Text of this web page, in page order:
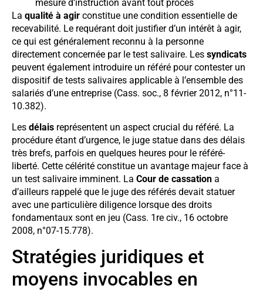
mesure d’instruction avant tout procès
La qualité à agir constitue une condition essentielle de
recevabilité. Le requérant doit justifier d’un intérêt à agir,
ce qui est généralement reconnu à la personne
directement concernée par le test salivaire. Les syndicats
peuvent également introduire un référé pour contester un
dispositif de tests salivaires applicable à l’ensemble des
salariés d’une entreprise (Cass. soc., 8 février 2012, n°11-
10.382).
Les délais représentent un aspect crucial du référé. La
procédure étant d’urgence, le juge statue dans des délais
très brefs, parfois en quelques heures pour le référé-
liberté. Cette célérité constitue un avantage majeur face à
un test salivaire imminent. La Cour de cassation a
d’ailleurs rappelé que le juge des référés devait statuer
avec une particulière diligence lorsque des droits
fondamentaux sont en jeu (Cass. 1re civ., 16 octobre
2008, n°07-15.778).
Stratégies juridiques et
moyens invocables en